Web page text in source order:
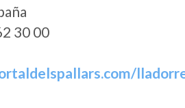
30 00